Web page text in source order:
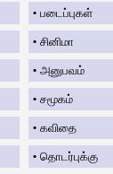
படைப்புகள்
சினிமா
அனுபவம்
சமூகம்
கவிதை
தொடர்புக்கு